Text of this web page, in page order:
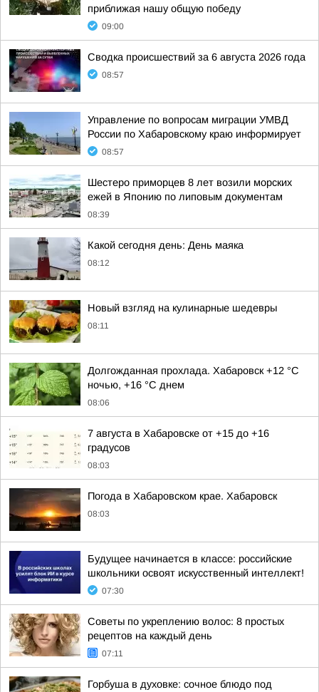
приближая нашу общую победу
09:00
Сводка происшествий за 6 августа 2026 года
08:57
Управление по вопросам миграции УМВД
России по Хабаровскому краю информирует
08:57
Шестеро приморцев 8 лет возили морских
ежей в Японию по липовым документам
08:39
Какой сегодня день: День маяка
08:12
Новый взгляд на кулинарные шедевры
08:11
Долгожданная прохлада. Хабаровск +12 °C
ночью, +16 °C днем
08:06
7 августа в Хабаровске от +15 до +16
градусов
08:03
Погода в Хабаровском крае. Хабаровск
08:03
Будущее начинается в классе: российские
школьники освоят искусственный интеллект!
07:30
Советы по укреплению волос: 8 простых
рецептов на каждый день
07:11
Горбуша в духовке: сочное блюдо под